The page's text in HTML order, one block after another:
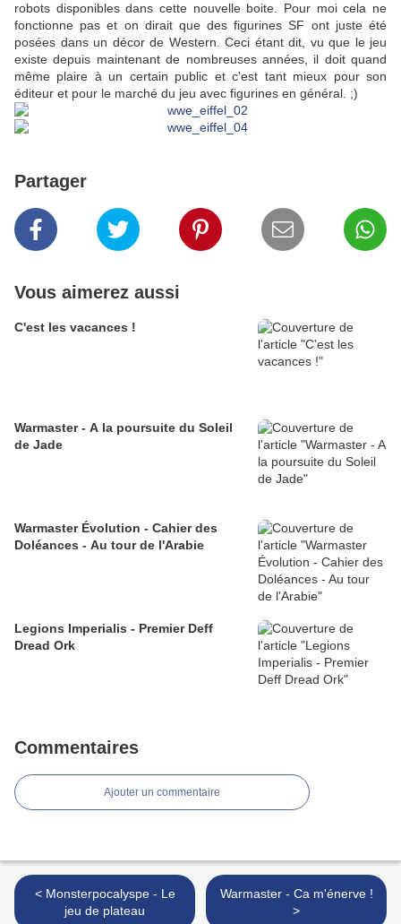
robots disponibles dans cette nouvelle boite. Pour moi cela ne
fonctionne pas et on dirait que des figurines SF ont juste été
posées dans un décor de Western. Ceci étant dit, vu que le jeu
existe depuis maintenant de nombreuses années, il doit quand
même plaire à un certain public et c'est tant mieux pour son
éditeur et pour le marché du jeu avec figurines en général. ;)
Partager
Vous aimerez aussi
C'est les vacances !
Warmaster - A la poursuite du Soleil
de Jade
Warmaster Évolution - Cahier des
Doléances - Au tour de l'Arabie
Legions Imperialis - Premier Deff
Dread Ork
Commentaires
Ajouter un commentaire
< Monsterpocalyspe - Le
jeu de plateau
Warmaster - Ca m'énerve !
>